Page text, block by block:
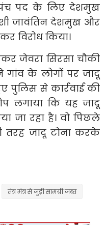
पद के लिए देशमुख
जावंतिन देशमुख और
विरोध किया।
जेवरा सिरसा चौकी
गांव के लोगों पर जादू
पुलिस से कार्रवाई की
लगाया कि यह जादू
जा रहा है। वो पिछले
तरह जादू टोना करके
तंत्र मंत्र से जुड़ी सामग्री जब्त